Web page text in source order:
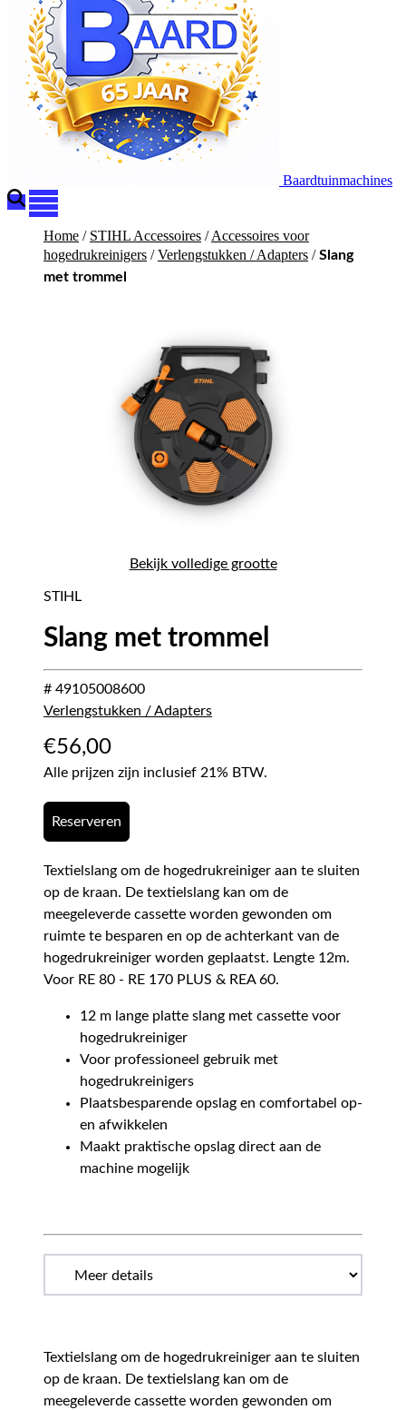
Baardtuinmachines
Home / STIHL Accessoires /Accessoires voor
hogedrukreinigers /Verlengstukken / Adapters /Slang
met trommel
Bekijk volledige grootte
STIHL
Slang met trommel
# 49105008600
Verlengstukken / Adapters
€56,00
Alle prijzen zijn inclusief 21% BTW.
Reserveren
Textielslang om de hogedrukreiniger aan te sluiten
op de kraan. De textielslang kan om de
meegeleverde cassette worden gewonden om
ruimte te besparen en op de achterkant van de
hogedrukreiniger worden geplaatst. Lengte 12m.
Voor RE 80 - RE 170 PLUS & REA 60.
12 m lange platte slang met cassette voor
hogedrukreiniger
Voor professioneel gebruik met
hogedrukreinigers
Plaatsbesparende opslag en comfortabel op-
en afwikkelen
Maakt praktische opslag direct aan de
machine mogelijk
Textielslang om de hogedrukreiniger aan te sluiten
op de kraan. De textielslang kan om de
meegeleverde cassette worden gewonden om